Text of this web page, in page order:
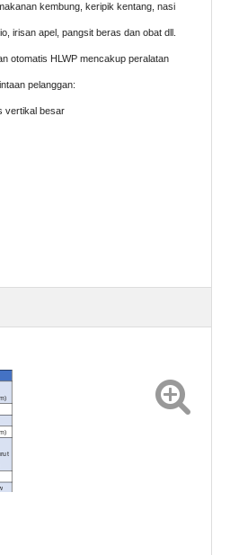
kembung, keripik kentang, nasi
irisan apel, pangsit beras dan obat dll.
otomatis HLWP mencakup peralatan
pelanggan:
vertikal besar